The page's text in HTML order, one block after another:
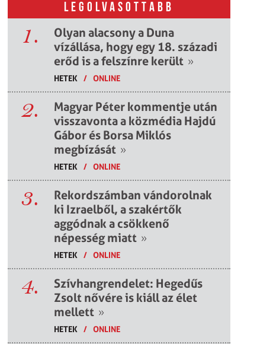
LEGOLVASOTTABB
1.
Olyan alacsony a Duna
vízállása, hogy egy 18. századi
erőd is a felszínre került »
HETEK / ONLINE
2.
Magyar Péter kommentje után
visszavonta a közmédia Hajdú
Gábor és Borsa Miklós
megbízását »
HETEK / ONLINE
3.
Rekordszámban vándorolnak
ki Izraelből, a szakértők
aggódnak a csökkenő
népesség miatt »
HETEK / ONLINE
4.
Szívhangrendelet: Hegedűs
Zsolt nővére is kiáll az élet
mellett »
HETEK / ONLINE